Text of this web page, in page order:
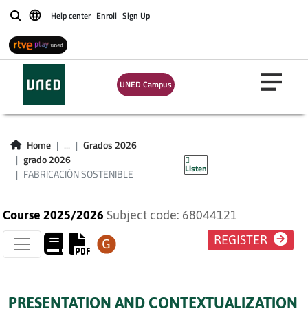
BuscarHelp center Enroll Sign Up
UNED Campus
Home ...
Grados 2026
grado 2026
FABRICACIÓN SOSTENIBLE
Listen
FABRICACIÓN
SOSTENIBLE
Course 2025/2026 Subject code: 68044121
REGISTER
PRESENTATION AND CONTEXTUALIZATION